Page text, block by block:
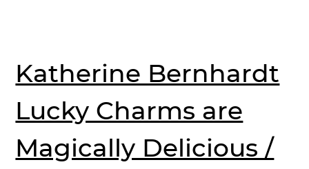
Katherine Bernhardt
Lucky Charms are
Magically Delicious /